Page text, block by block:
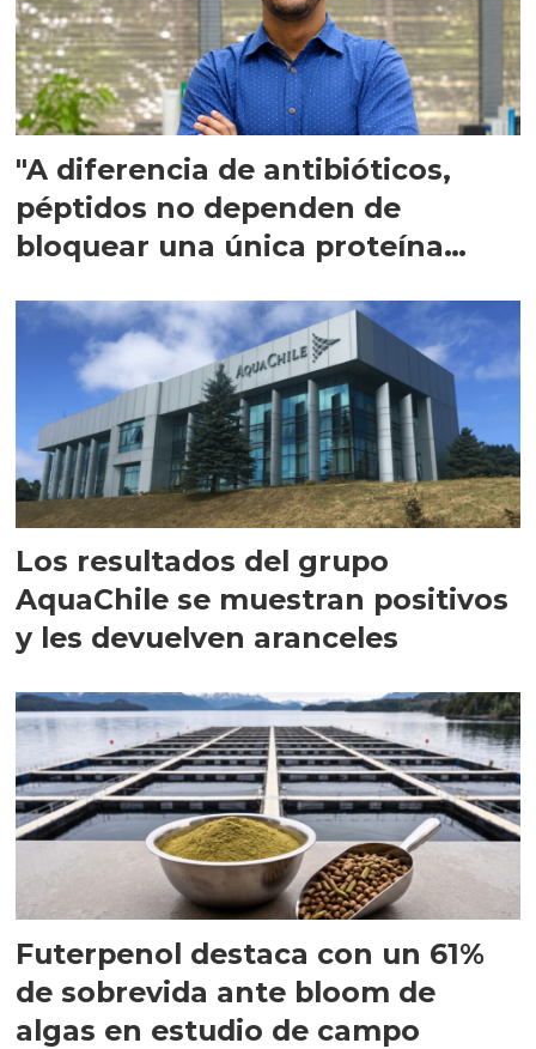
"A diferencia de antibióticos,
péptidos no dependen de
bloquear una única proteína
Los resultados del grupo
AquaChile se muestran positivos
y les devuelven aranceles
Futerpenol destaca con un 61%
de sobrevida ante bloom de
algas en estudio de campo